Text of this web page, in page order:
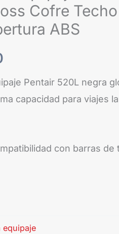
Cofre
ABS
Pentair 520L negra
capacidad para viajes
con barras de
equipaje